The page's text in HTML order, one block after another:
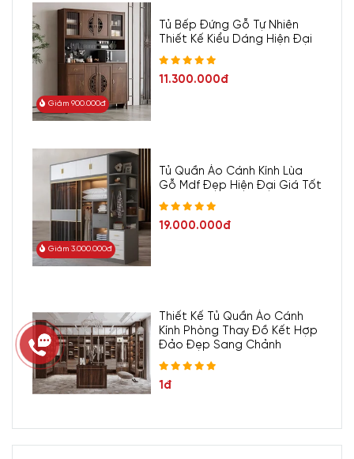
Giảm 900.000đ
Tủ Bếp Đứng Gỗ Tự Nhiên
Thiết Kế Kiểu Dáng Hiện Đại
11.300.000đ
Giảm 3.000.000đ
Tủ Quần Áo Cánh Kính Lùa
Gỗ Mdf Đẹp Hiện Đại Giá Tốt
19.000.000đ
Thiết Kế Tủ Quần Áo Cánh
Kính Phòng Thay Đồ Kết Hợp
Đảo Đẹp Sang Chảnh
1đ